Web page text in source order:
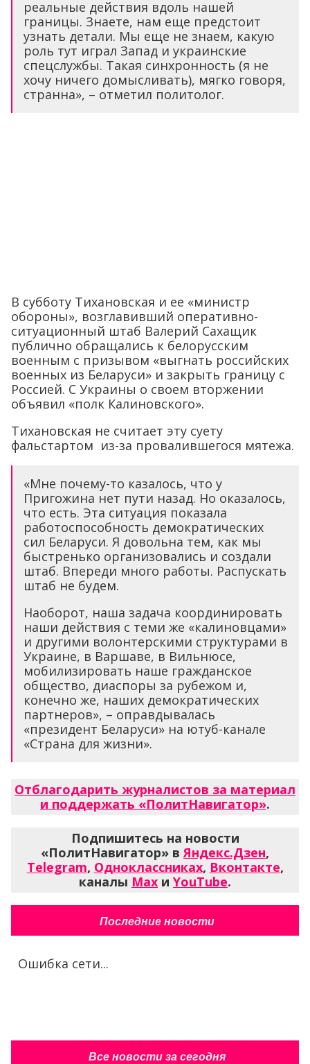
реальные действия вдоль нашей
границы. Знаете, нам еще предстоит
узнать детали. Мы еще не знаем, какую
роль тут играл Запад и украинские
спецслужбы. Такая синхронность (я не
хочу ничего домысливать), мягко говоря,
странна», – отметил политолог.
В субботу Тихановская и ее «министр
обороны», возглавивший оперативно-
ситуационный штаб Валерий Сахащик
публично обращались к белорусским
военным с призывом «выгнать российских
военных из Беларуси» и закрыть границу с
Россией. С Украины о своем вторжении
объявил «полк Калиновского».
Тихановская не считает эту суету
фальстартом из-за провалившегося мятежа.
«Мне почему-то казалось, что у
Пригожина нет пути назад. Но оказалось,
что есть. Эта ситуация показала
работоспособность демократических
сил Беларуси. Я довольна тем, как мы
быстренько организовались и создали
штаб. Впереди много работы. Распускать
штаб не будем.
Наоборот, наша задача координировать
наши действия с теми же «калиновцами»
и другими волонтерскими структурами в
Украине, в Варшаве, в Вильнюсе,
мобилизировать наше гражданское
общество, диаспоры за рубежом и,
конечно же, наших демократических
партнеров», – оправдывалась
«президент Беларуси» на ютуб-канале
«Страна для жизни».
Отблагодарить журналистов за материал
и поддержать «ПолитНавигатор».
Подпишитесь на новости
«ПолитНавигатор» вЯндекс.Дзен,
Telegram, Одноклассниках, Вконтакте,
каналы Max и YouTube.
Последние новости
Ошибка сети...
Все новости за сегодня